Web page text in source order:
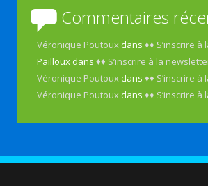
Commentaires
Véronique Poutoux dans♦♦ S’inscrire à
Pailloux dans♦♦ S’inscrire à la
Véronique Poutoux dans♦♦ S’inscrire à
Véronique Poutoux dans♦♦ S’inscrire à